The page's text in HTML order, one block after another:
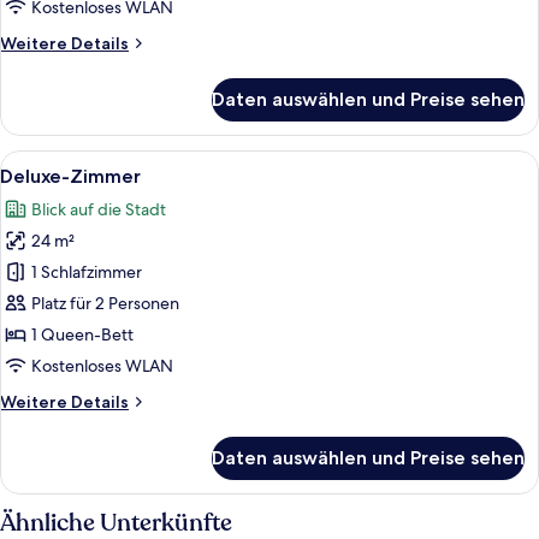
Kostenloses WLAN
Weitere Details
Weitere
Zimmer
Daten auswählen und Preise sehen
Alle
Fotos
für
Deluxe-
Zimmer
anzeigen
Zimmersafe, Schreibtisch,
5
Deluxe-Zimmer
Blick auf die Stadt
24 m²
1 Schlafzimmer
Platz für 2 Personen
1 Queen-Bett
Kostenloses WLAN
Weitere Details
Weitere
Zimmer
Daten auswählen und Preise sehen
Ähnliche Unterkünfte